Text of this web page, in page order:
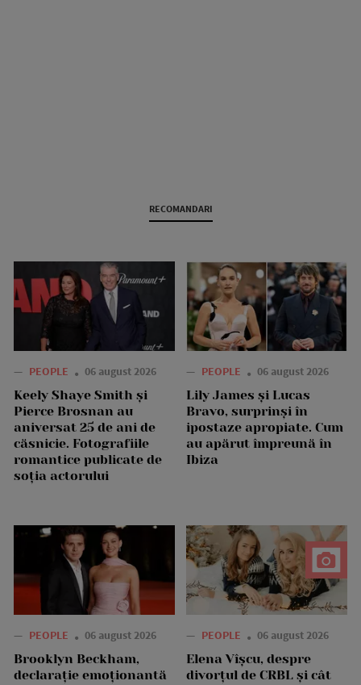
RECOMANDARI
— PEOPLE 06 august 2026
Keely Shaye Smith și
Pierce Brosnan au
aniversat 25 de ani de
căsnicie. Fotografiile
romantice publicate de
soția actorului
— PEOPLE 06 august 2026
Lily James și Lucas
Bravo, surprinși în
ipostaze apropiate. Cum
au apărut împreună în
Ibiza
— PEOPLE 06 august 2026
Brooklyn Beckham,
declarație emoționantă
— PEOPLE 06 august 2026
Elena Vîșcu, despre
divorțul de CRBL și cât